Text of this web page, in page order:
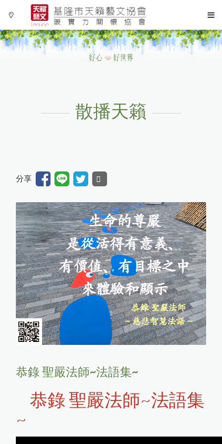
協會簡介
天籟藝文協會
暖實力關懷協會
協會活動
協會活動
散播天籟
廣種福田
芳名錄
天籟藝文協會
暖實力關懷協會
善護念菩提心
分享
活動花絮
活動回顧
天籟隨拍
聯絡我們
繁體中文
散播天籟
分享
恭錄 聖嚴法師~法語集~
恭錄 聖嚴法師~法語集
~